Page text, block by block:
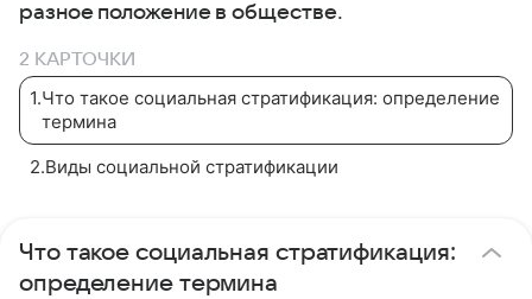
разное положение в обществе.
2 КАРТОЧКИ
1.Что такое социальная стратификация: определение
термина
2.Виды социальной стратификации
Что такое социальная стратификация:
определение термина